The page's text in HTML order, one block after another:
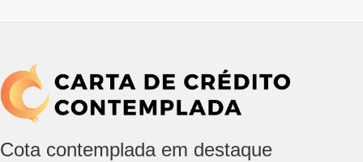
Cota contemplada em destaque